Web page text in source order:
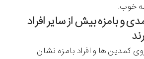
خوب.
کمدی و بامزه بیش از سایر افراد
کمدین ها و افراد بامزه نشان